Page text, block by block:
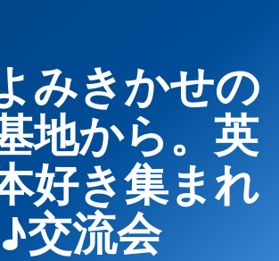
みきかせの
地から。英
好き集まれ
♪交流会